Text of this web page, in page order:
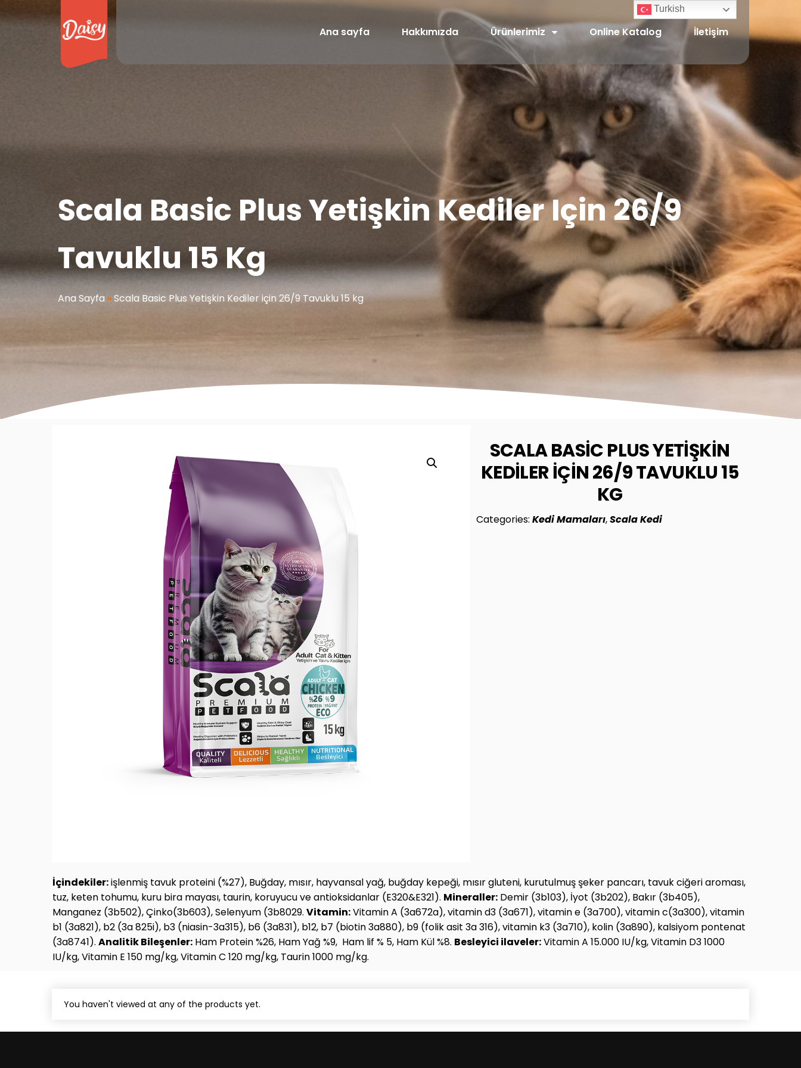
Ana sayfa Hakkımızda Ürünlerimiz Online Katalog İletişim
Scala Basic Plus Yetişkin Kediler Için 26/9
Tavuklu 15 Kg
Ana Sayfa»Scala Basic Plus Yetişkin Kediler için 26/9 Tavuklu 15 kg
SCALA BASIC PLUS YETIŞKIN
KEDILER IÇIN 26/9 TAVUKLU 15
KG
Categories: Kedi Mamaları,Scala Kedi
İçindekiler:işlenmiş tavuk proteini (%27), Buğday, mısır, hayvansal yağ, buğday kepeği, mısır gluteni, kurutulmuş şeker pancarı, tavuk ciğeri aroması,
tuz, keten tohumu, kuru bira mayası, taurin, koruyucu ve antioksidanlar (E320&E321). Mineraller: Demir (3b103), İyot (3b202), Bakır (3b405),
Manganez (3b502), Çinko(3b603), Selenyum (3b8029. Vitamin:Vitamin A (3a672a), vitamin d3 (3a671), vitamin e (3a700), vitamin c(3a300), vitamin
b1 (3a821), b2 (3a 825i), b3 (niasin-3a315), b6 (3a831), b12, b7 (biotin 3a880), b9 (folik asit 3a 316), vitamin k3 (3a710), kolin (3a890), kalsiyom pontenat
(3a8741). Analitik Bileşenler: Ham Protein %26, Ham Yağ %9, Ham lif % 5, Ham Kül %8. Besleyici ilaveler:Vitamin A 15.000 IU/kg, Vitamin D3 1000
IU/kg, Vitamin E 150 mg/kg, Vitamin C 120 mg/kg, Taurin 1000 mg/kg.
You haven't viewed at any of the products yet.
Turkish